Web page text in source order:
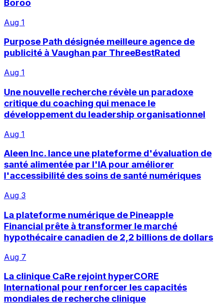
Boroo
Aug 1
Purpose Path désignée meilleure agence de
publicité à Vaughan par ThreeBestRated
Aug 1
Une nouvelle recherche révèle un paradoxe
critique du coaching qui menace le
développement du leadership organisationnel
Aug 1
Aleen Inc. lance une plateforme d'évaluation de
santé alimentée par l'IA pour améliorer
l'accessibilité des soins de santé numériques
Aug 3
La plateforme numérique de Pineapple
Financial prête à transformer le marché
hypothécaire canadien de 2,2 billions de dollars
Aug 7
La clinique CaRe rejoint hyperCORE
International pour renforcer les capacités
mondiales de recherche clinique